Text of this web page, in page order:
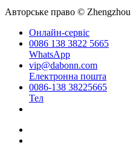
Авторське право ©
Онлайн-сервіс
0086 138 3822 5665
WhatsApp
vip@dabonn.com
Електронна пошта
0086-138 38225665
Тел